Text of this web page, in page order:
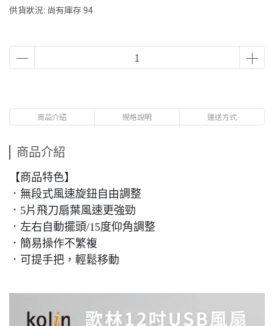
供貨狀況: 尚有庫存 94
商品介紹 規格說明 運送方式
商品介紹
【商品特色】
．無段式風速旋鈕自由調整
．5片飛刀扇葉風速更強勁
．左右自動擺頭/15度仰角調整
．簡易操作不繁複
．可提手把，輕鬆移動